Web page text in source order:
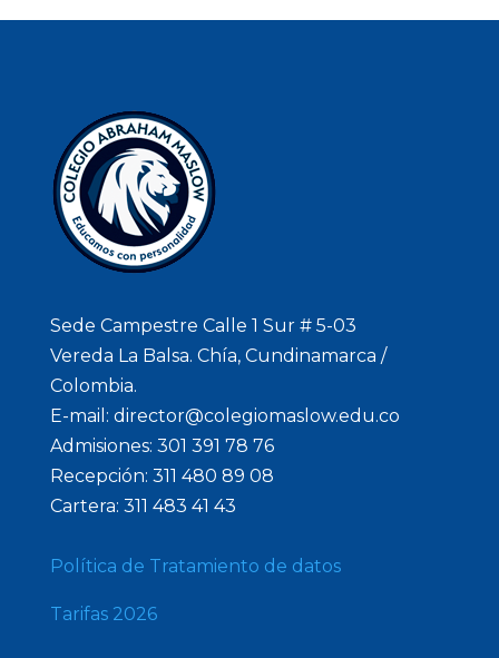
Sede Campestre Calle 1 Sur # 5-03
Vereda La Balsa. Chía, Cundinamarca /
Colombia.
E-mail: director@colegiomaslow.edu.co
Admisiones: 301 391 78 76
Recepción: 311 480 89 08
Cartera: 311 483 41 43
Política de Tratamiento de datos
Tarifas 2026